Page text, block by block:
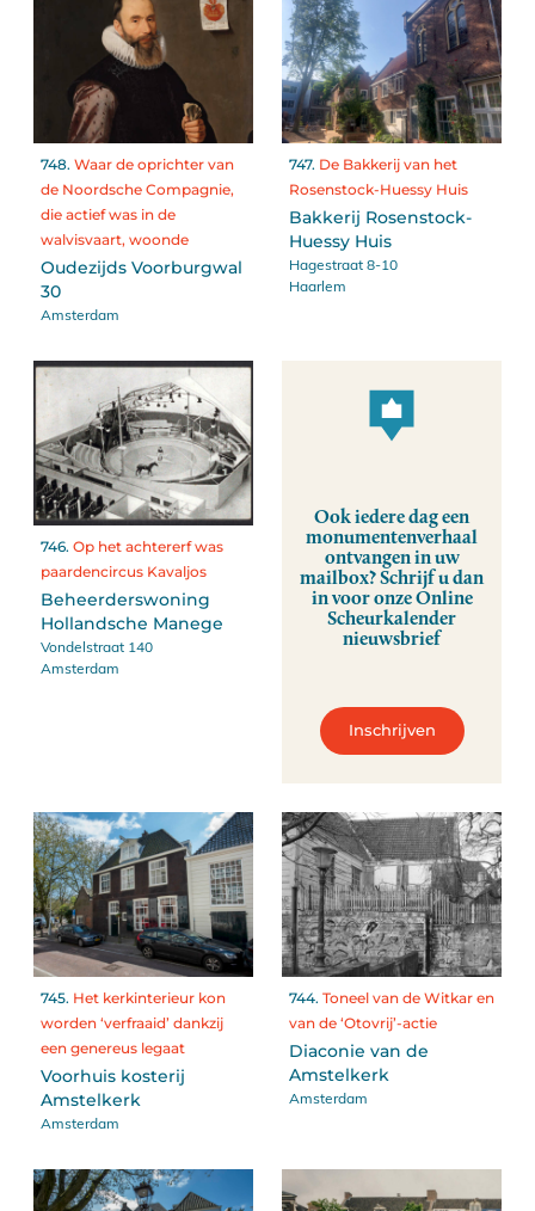
748. Waar de oprichter van
de Noordsche Compagnie,
die actief was in de
walvisvaart, woonde
Oudezijds Voorburgwal
30
Amsterdam
747. De Bakkerij van het
Rosenstock-Huessy Huis
Bakkerij Rosenstock-
Huessy Huis
Hagestraat 8-10
Haarlem
746. Op het achtererf was
paardencircus Kavaljos
Beheerderswoning
Hollandsche Manege
Vondelstraat 140
Amsterdam
Ook iedere dag een
monumentenverhaal
ontvangen in uw
mailbox? Schrijf u dan
in voor onze Online
Scheurkalender
nieuwsbrief
Inschrijven
745. Het kerkinterieur kon
worden ‘verfraaid’ dankzij
een genereus legaat
Voorhuis kosterij
Amstelkerk
Amsterdam
744. Toneel van de Witkar en
van de ‘Otovrij’-actie
Diaconie van de
Amstelkerk
Amsterdam